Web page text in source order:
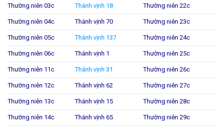
Thường niên 03c Thánh vịnh 18 Thường niên 22c
Thường niên 04c Thánh vịnh 70 Thường niên 23c
Thường niên 05c Thánh vịnh 137 Thường niên 24c
Thường niên 06c Thánh vịnh 1 Thường niên 25c
Thường niên 11c Thánh vịnh 31 Thường niên 26c
Thường niên 12c Thánh vịnh 62 Thường niên 27c
Thường niên 13c Thánh vịnh 15 Thường niên 28c
Thường niên 14c Thánh vịnh 65 Thường niên 29c